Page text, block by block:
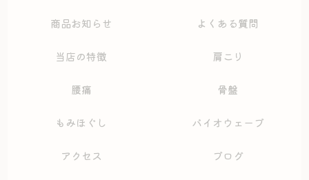
商品お知らせ よくある質問
当店の特徴 肩こり
腰痛 骨盤
もみほぐし バイオウェーブ
アクセス ブログ